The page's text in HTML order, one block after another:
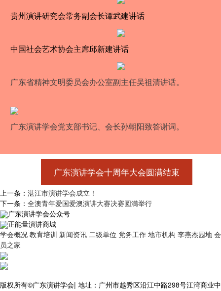
贵州演讲研究会常务副会长谭武建讲话
中国社会艺术协会主席邱新建讲话
广东省精神文明委员会办公室副主任吴祖清讲话。
广东演讲学会党支部书记、会长孙朝阳致答谢词。
广东演讲学会十周年大会圆满结束
上一条： 湛江市演讲学会成立！
下一条： 全澳青年爱国爱澳演讲大赛决赛圆满举行
广东演讲学会公众号
正能量演讲商城
学会概况 教育培训 新闻资讯 二级单位 党务工作 地市机构 李燕杰园地 会
员之家
版权所有©广东演讲学会| 地址：广州市越秀区沿江中路298号江湾商业中